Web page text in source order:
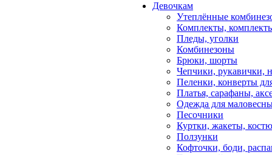
Девочкам
Утеплённые
Комплекты,
Пледы, уголки
Комбинезоны
Брюки, шорты
Чепчики, рукавички,
Пеленки, конверты
Платья, сарафаны,
Одежда для
Песочники
Куртки, жакеты,
Ползунки
Кофточки, боди,